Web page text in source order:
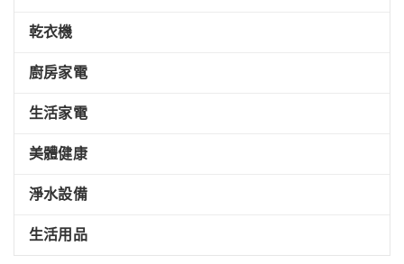
乾衣機
廚房家電
生活家電
美體健康
淨水設備
生活用品